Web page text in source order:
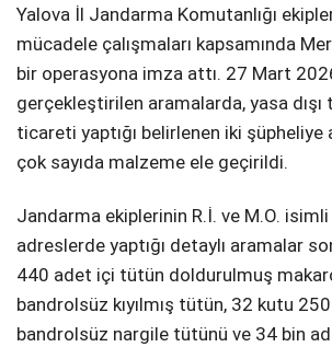
SERVISLER
Yalova İl Jandarma Komutanlığı
mücadele çalışmaları kapsamında
bir operasyona imza attı. 27 Mart
gerçekleştirilen aramalarda, yasa
ticareti yaptığı belirlenen iki
çok sayıda malzeme ele geçirildi.
Jandarma ekiplerinin R.İ. ve M.O.
adreslerde yaptığı detaylı aramalar
440 adet içi tütün doldurulmuş
bandrolsüz kıyılmış tütün, 32 kutu
bandrolsüz nargile tütünü ve 34 bin